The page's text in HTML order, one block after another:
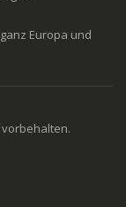
Europa und
vorbehalten.